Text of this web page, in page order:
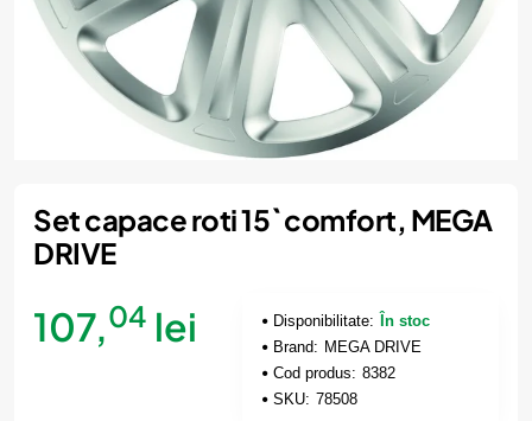
Set capace roti 15` comfort, MEGA
DRIVE
107,04 lei Disponibilitate:
În stoc
Brand: MEGA DRIVE
Cod produs: 8382
SKU: 78508